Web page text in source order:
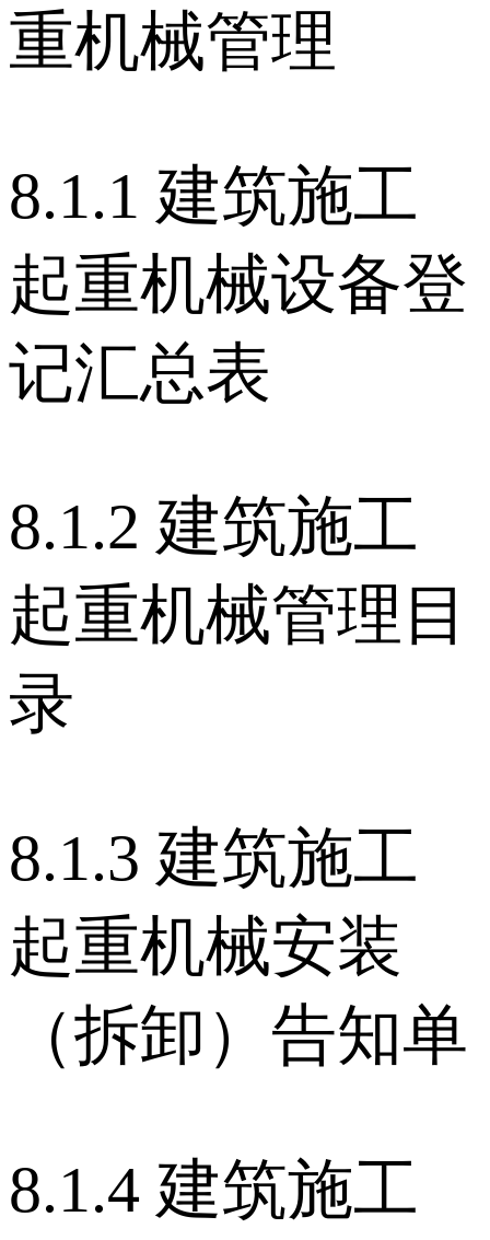
重机械管理
8.1.1 建筑施工
起重机械设备登
记汇总表
8.1.2 建筑施工
起重机械管理目
录
8.1.3 建筑施工
起重机械安装
（拆卸）告知单
8.1.4 建筑施工